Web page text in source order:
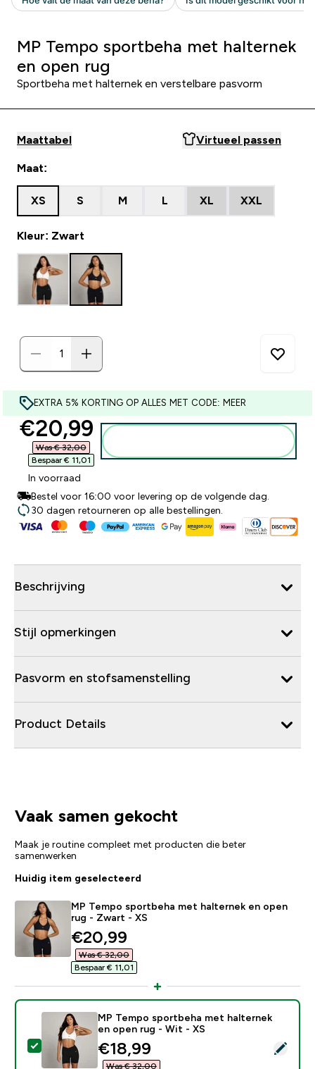
MP Tempo sportbeha met halternek
en open rug
Sportbeha met halternek en verstelbare pasvorm
Maattabel Virtueel passen
Maat:
XS S M L XL XXL
Kleur: Zwart
EXTRA 5% KORTING OP ALLES MET CODE: MEER
discounted price
€20,99‎
Was € 32,00‎
Bespaar € 11,01‎
In voorraad
Bestel voor 16:00 voor levering op de volgende dag.
30 dagen retourneren op alle bestellingen.
Beschrijving
Stijl opmerkingen
Pasvorm en stofsamenstelling
Product Details
Vaak samen gekocht
Maak je routine compleet met producten die beter
samenwerken
Huidig item geselecteerd
MP Tempo sportbeha met halternek en open
rug - Zwart - XS
discounted price
€20,99‎
Was € 32,00‎
Bespaar € 11,01‎
Selecteer dit product - MP Tempo sportbeha met
MP Tempo sportbeha met halternek
en open rug - Wit - XS
discounted price
€18,99‎
Was € 32,00‎